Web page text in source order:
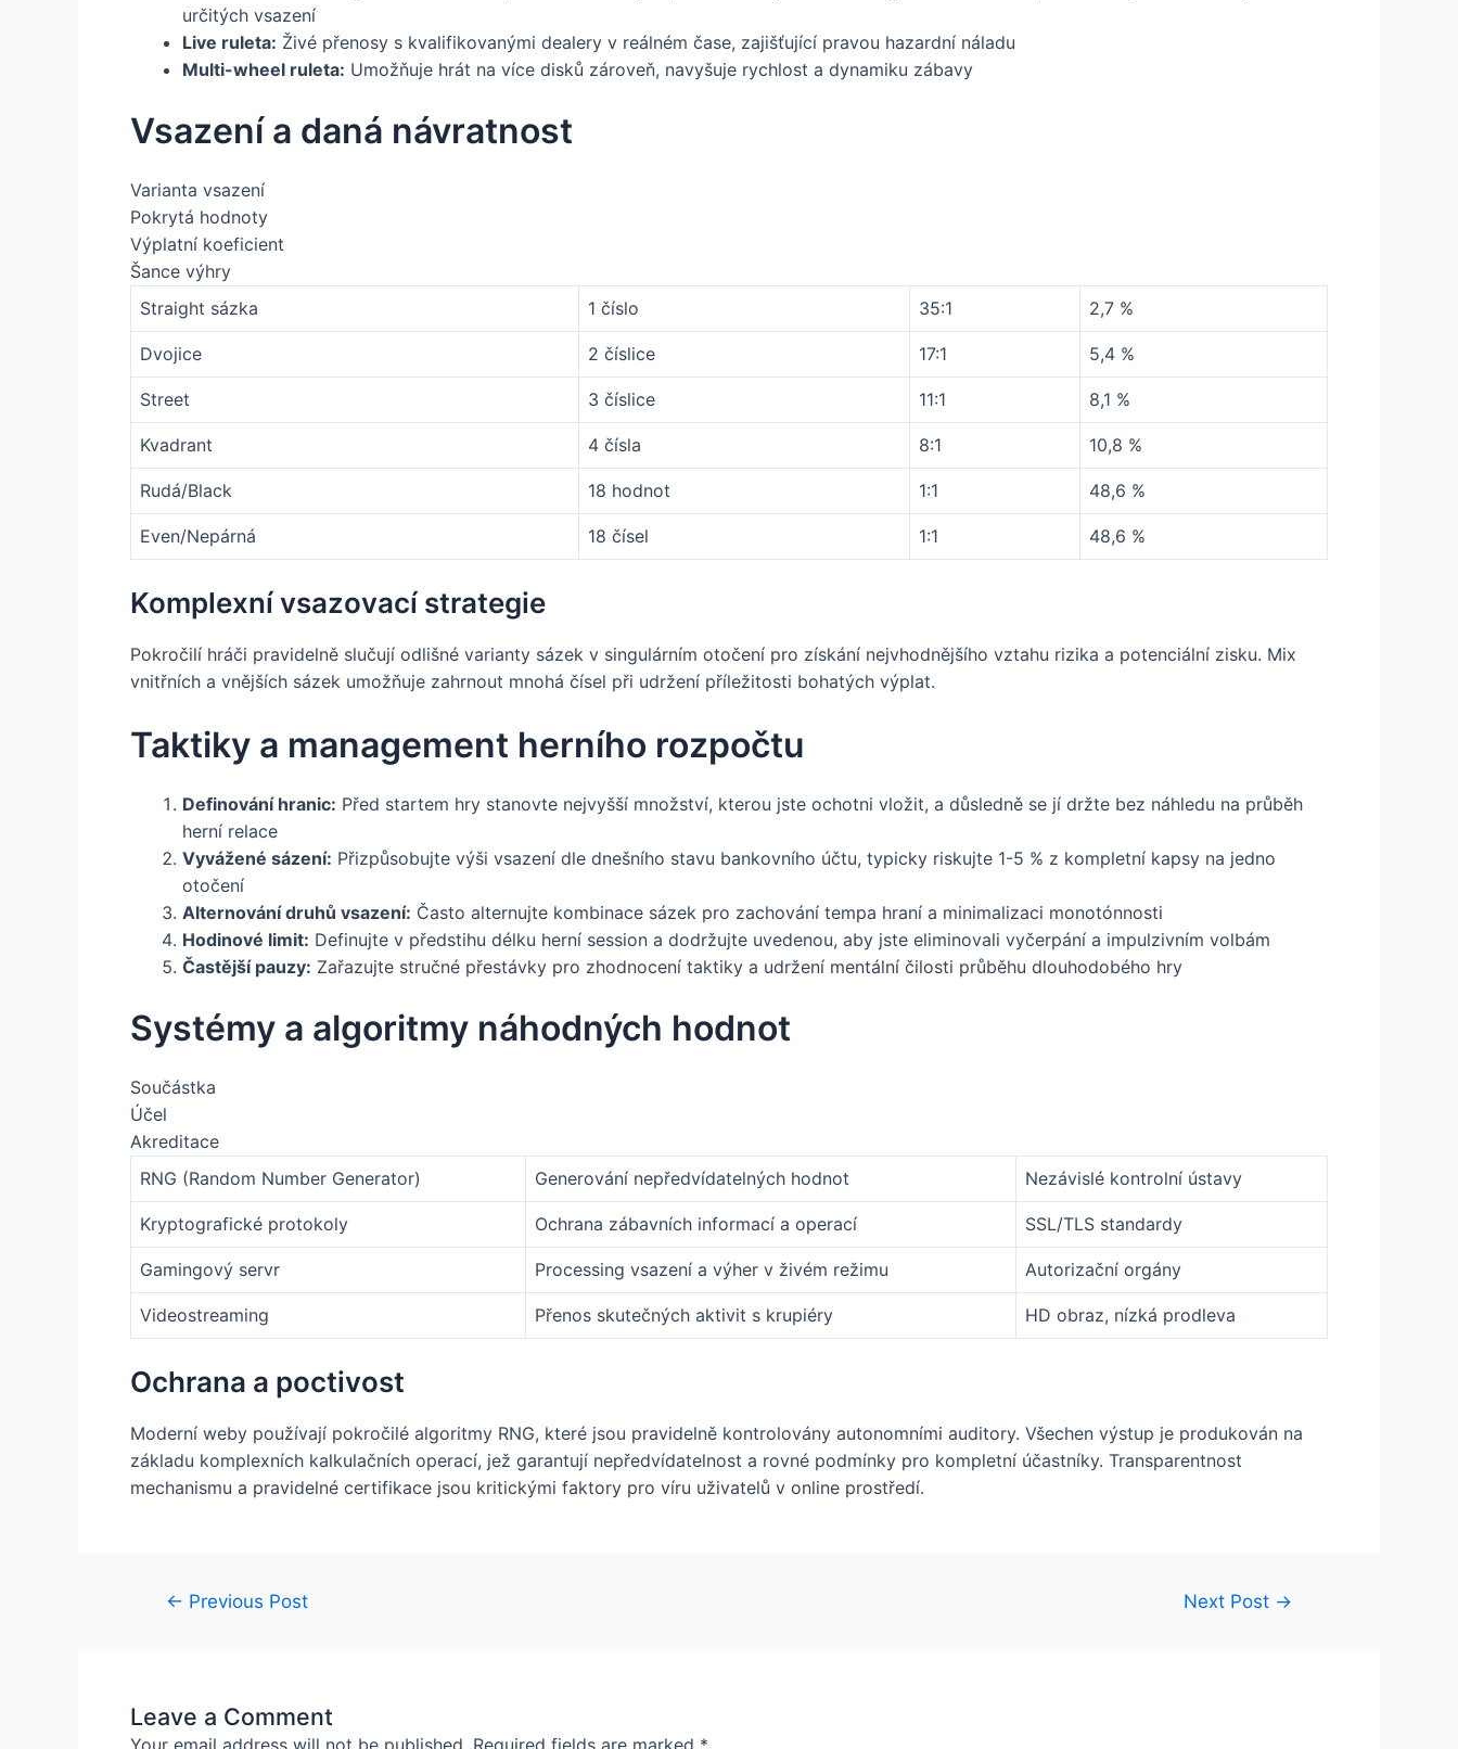
určitých vsazení
Live ruleta: Živé přenosy s kvalifikovanými dealery v reálném čase, zajišťující pravou hazardní náladu
Multi-wheel ruleta: Umožňuje hrát na více disků zároveň, navyšuje rychlost a dynamiku zábavy
Vsazení a daná návratnost
Varianta vsazení
Pokrytá hodnoty
Výplatní koeficient
Šance výhry
Straight sázka
1 číslo 35:1 2,7 %
Dvojice 2 číslice 17:1 5,4 %
Street 3 číslice 11:1 8,1 %
Kvadrant 4 čísla 8:1 10,8 %
Rudá/Black 18 hodnot 1:1 48,6 %
Even/Nepárná 18 čísel 1:1 48,6 %
Komplexní vsazovací strategie
Pokročilí hráči pravidelně slučují odlišné varianty sázek v singulárním otočení pro získání nejvhodnějšího vztahu rizika a potenciální zisku. Mix
vnitřních a vnějších sázek umožňuje zahrnout mnohá čísel při udržení příležitosti bohatých výplat.
Taktiky a management herního rozpočtu
Definování hranic: Před startem hry stanovte nejvyšší množství, kterou jste ochotni vložit, a důsledně se jí držte bez náhledu na průběh
herní relace
Vyvážené sázení: Přizpůsobujte výši vsazení dle dnešního stavu bankovního účtu, typicky riskujte 1-5 % z kompletní kapsy na jedno
otočení
Alternování druhů vsazení: Často alternujte kombinace sázek pro zachování tempa hraní a minimalizaci monotónnosti
Hodinové limit: Definujte v předstihu délku herní session a dodržujte uvedenou, aby jste eliminovali vyčerpání a impulzivním volbám
Častější pauzy: Zařazujte stručné přestávky pro zhodnocení taktiky a udržení mentální čilosti průběhu dlouhodobého hry
Systémy a algoritmy náhodných hodnot
Součástka
Účel
Akreditace
RNG (Random Number Generator)
Generování nepředvídatelných hodnot Nezávislé kontrolní ústavy
Kryptografické protokoly Ochrana zábavních informací a operací SSL/TLS standardy
Gamingový servr Processing vsazení a výher v živém režimu Autorizační orgány
Videostreaming Přenos skutečných aktivit s krupiéry HD obraz, nízká prodleva
Ochrana a poctivost
Moderní weby používají pokročilé algoritmy RNG, které jsou pravidelně kontrolovány autonomními auditory. Všechen výstup je produkován na
základu komplexních kalkulačních operací, jež garantují nepředvídatelnost a rovné podmínky pro kompletní účastníky. Transparentnost
mechanismu a pravidelné certifikace jsou kritickými faktory pro víru uživatelů v online prostředí.
← Previous Post Next Post →
Leave a Comment